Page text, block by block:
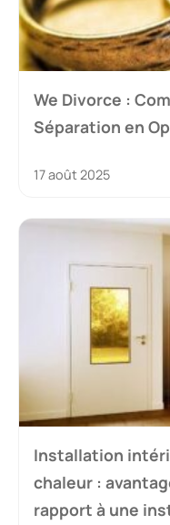
We Divorce :
Séparation en
17 août 2025
Installation
chaleur :
rapport à une